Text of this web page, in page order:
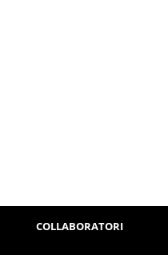
COLLABORATORI